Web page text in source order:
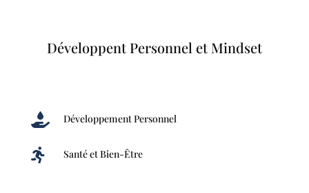
Développent Personnel et Mindset
 Développement Personnel
 Santé et Bien-Être